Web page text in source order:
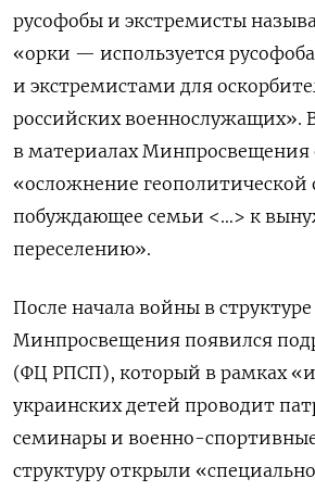
русофобы и экстремисты
«орки — используется
и экстремистами для
российских военнослужащих».
в материалах Минпросвещения
«осложнение геополитической
побуждающее семьи <…> к
переселению».
После начала войны в структуре
Минпросвещения появился
(ФЦ РПСП), который в рамках
украинских детей проводит
семинары и военно-
структуру открыли